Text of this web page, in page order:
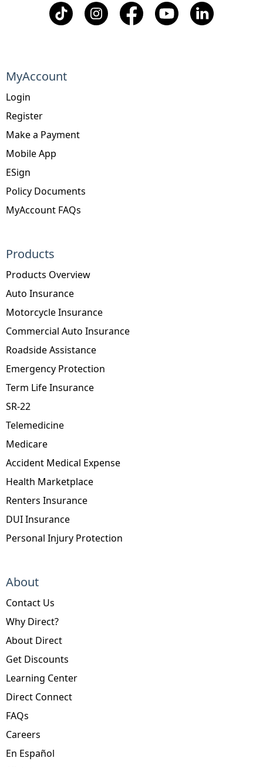
Products
Products Overview
Auto Insurance
Motorcycle Insurance
Commercial Auto Insurance
Roadside Assistance
Emergency Protection
Term Life Insurance
SR-22
Telemedicine
Medicare
Accident Medical Expense
Health Marketplace
Renters Insurance
DUI Insurance
Personal Injury Protection
About
Contact Us
Why Direct?
About Direct
Get Discounts
Learning Center
Direct Connect
FAQs
Careers
En Español
MyAccount
Login
Register
Make a Payment
Mobile App
ESign
Policy Documents
MyAccount FAQs